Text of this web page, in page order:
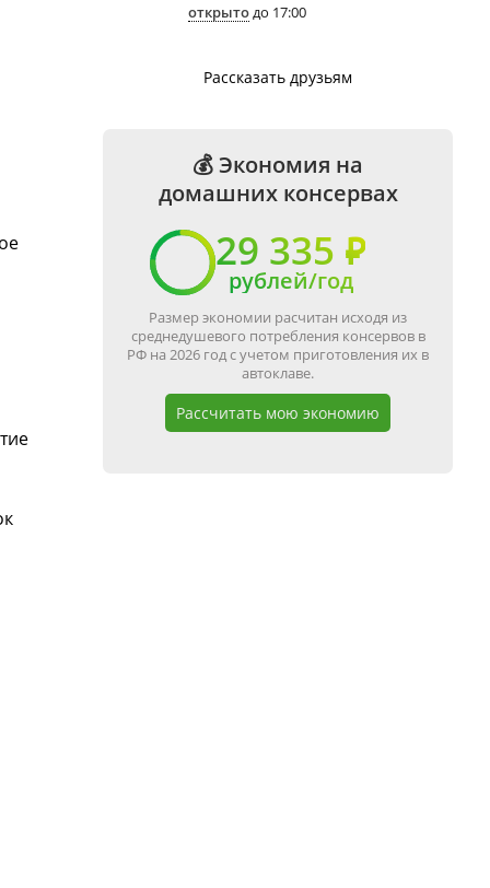
открытодо 17:00
Рассказать друзьям
💰 Экономия на
домашних консервах
29 335 ₽
рублей/год
Размер экономии расчитан исходя из
среднедушевого потребления консервов в
РФ на 2026 год с учетом приготовления их в
автоклаве.
Рассчитать мою экономию